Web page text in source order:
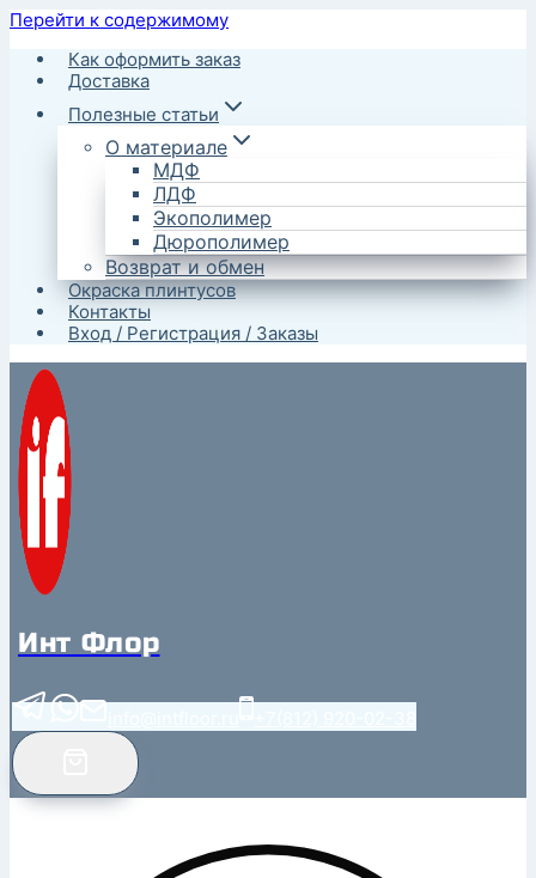
Перейти к содержимому
Как оформить заказ
Доставка
Полезные статьи
О материале
МДФ
ЛДФ
Экополимер
Дюрополимер
Возврат и обмен
Окраска плинтусов
Контакты
Вход / Регистрация / Заказы
Инт Флор